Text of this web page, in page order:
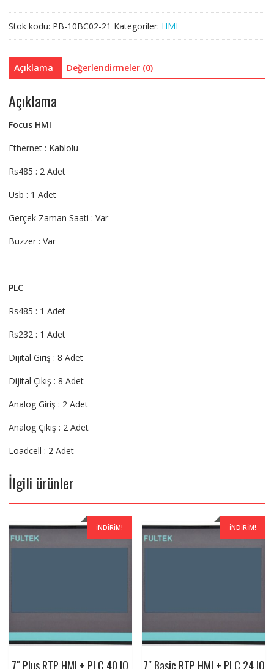
+
22
IO
10BC02-
21)
adet
Stok kodu: PB-10BC02-21 Kategoriler: HMI
Açıklama Değerlendirmeler (0)
Açıklama
Focus HMI
Ethernet : Kablolu
Rs485 : 2 Adet
Usb : 1 Adet
Gerçek Zaman Saati : Var
Buzzer : Var
PLC
Rs485 : 1 Adet
Rs232 : 1 Adet
Dijital Giriş : 8 Adet
Dijital Çıkış : 8 Adet
Analog Giriş : 2 Adet
Analog Çıkış : 2 Adet
Loadcell : 2 Adet
İlgili ürünler
İNDIRIM!
7″ Plus RTP HMI + PLC 40 IO
İNDIRIM!
7″ Basic RTP HMI + PLC 24 IO